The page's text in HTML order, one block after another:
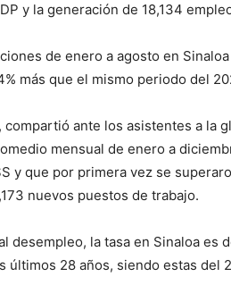
y la generación de 18,134
de enero a agosto en
más que el mismo periodo del
compartió ante los asistentes a la
mensual de enero a
y que por primera vez se
nuevos puestos de trabajo.
desempleo, la tasa en Sinaloa es
últimos 28 años, siendo estas del